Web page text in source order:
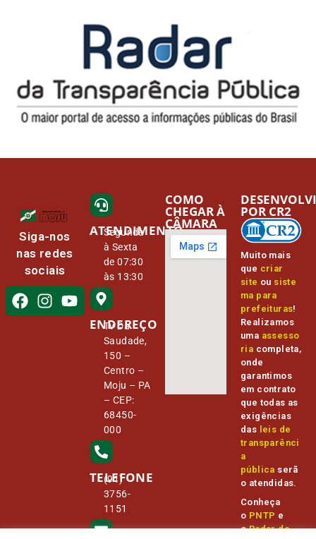
Siga-nos
nas redes
sociais
ATENDIMENTO
Segunda
à Sexta
de 07:30
às 13:30
ENDEREÇO
Tv Da
Saudade,
150 –
Centro –
Moju – PA
– CEP:
68450-
000
TELEFONE
(91)
3756-
1151
COMO
CHEGAR À
CÂMARA
Muito mais
que criar
site ou siste
ma para
prefeituras!
Realizamos
uma assesso
ria completa,
onde
garantimos
em contrato
que todas as
exigências
das leis de
transparênci
a
pública serã
o atendidas.
Conheça
o PNTP e
oRadar da
POR CR2